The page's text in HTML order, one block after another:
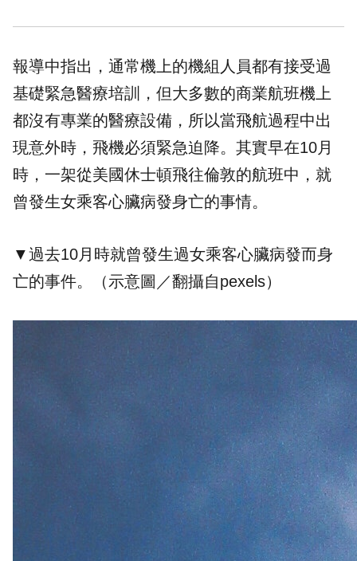
報導中指出，通常機上的機組人員都有接受過
基礎緊急醫療培訓，但大多數的商業航班機上
都沒有專業的醫療設備，所以當飛航過程中出
現意外時，飛機必須緊急迫降。其實早在10月
時，一架從美國休士頓飛往倫敦的航班中，就
曾發生女乘客心臟病發身亡的事情。
▼過去10月時就曾發生過女乘客心臟病發而身
亡的事件。（示意圖／翻攝自pexels）